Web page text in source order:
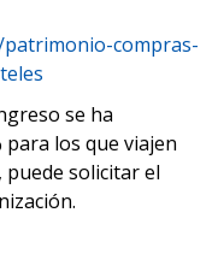
compras-
se ha
los que viajen
puede solicitar el